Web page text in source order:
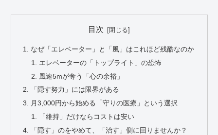
目次
なぜ「エレベーター」と「風」はこれほど残酷なのか
エレベーターの「トップライト」の恐怖
風速5mが奪う「心の余裕」
「隠す努力」には限界がある
月3,000円から始める「守りの医療」という選択
「維持」だけならコストは安い
「隠す」のをやめて、「治す」側に回りませんか？